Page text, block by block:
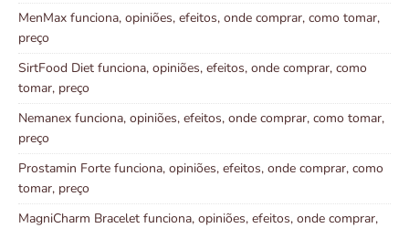
MenMax funciona, opiniões, efeitos, onde comprar, como tomar,
preço
SirtFood Diet funciona, opiniões, efeitos, onde comprar, como
tomar, preço
Nemanex funciona, opiniões, efeitos, onde comprar, como tomar,
preço
Prostamin Forte funciona, opiniões, efeitos, onde comprar, como
tomar, preço
MagniCharm Bracelet funciona, opiniões, efeitos, onde comprar,